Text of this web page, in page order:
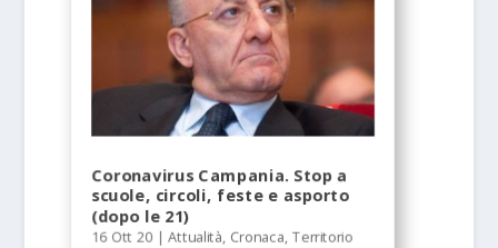
Coronavirus Campania. Stop a
scuole, circoli, feste e asporto
(dopo le 21)
16 Ott 20 |Attualità, Cronaca,Territorio